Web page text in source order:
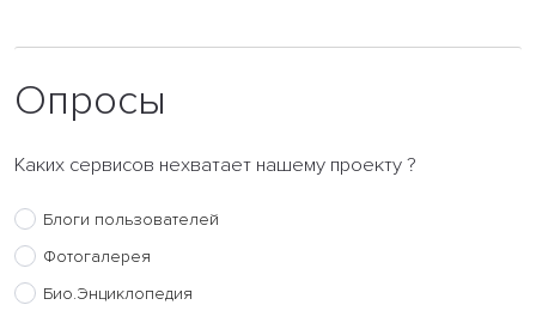
Опросы
Каких сервисов нехватает нашему проекту ?
Блоги пользователей
Фотогалерея
Био.Энциклопедия